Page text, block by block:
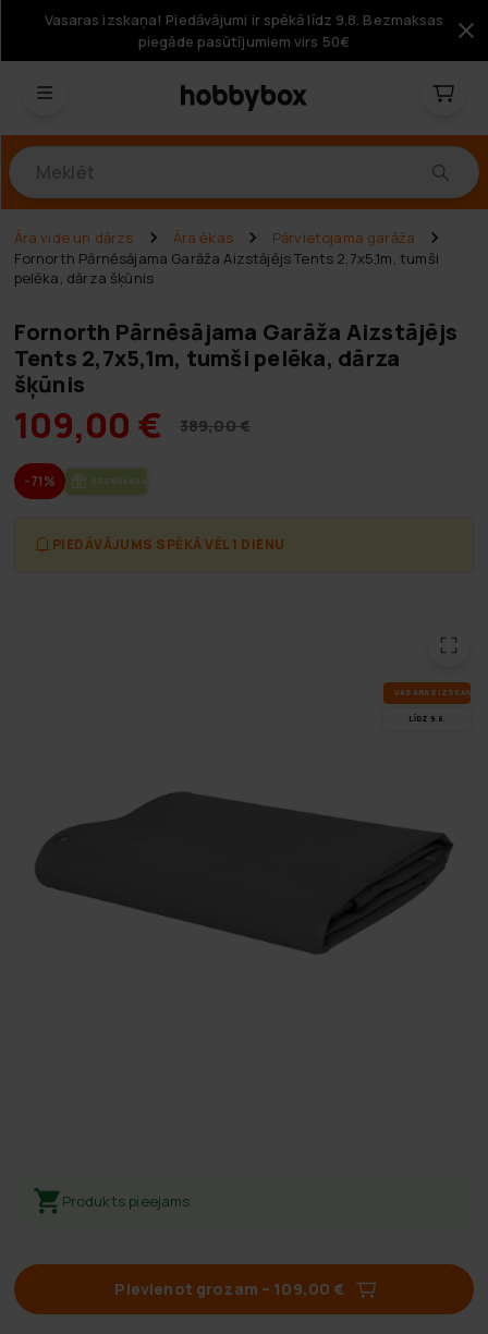
Vasaras izskaņa! Piedāvājumi ir spēkā līdz 9.8. Bezmaksas
piegāde pasūtījumiem virs 50€
Āra vide un dārzs Āra ēkas
Pārvietojama garāža
Fornorth Pārnēsājama Garāža Aizstājējs Tents 2,7x5,1m, tumši
pelēka, dārza šķūnis
Fornorth Pārnēsājama Garāža Aizstājējs
Tents 2,7x5,1m, tumši pelēka, dārza
šķūnis
109,00 € 389,00 €
-71% BEZ­MAK­SAS PIE­GĀ­DE
PIEDĀVĀJUMS SPĒKĀ VĒL 1 DIENU
VA­SA­RAS IZ­SKA­ŅA
LĪDZ 9.8.
Produkts pieejams
Pievienot grozam – 109,00 €